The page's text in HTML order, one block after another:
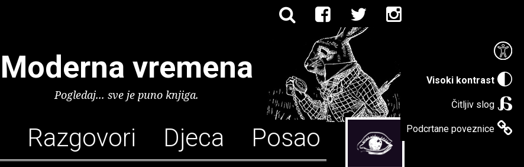
Visoki kontrast
Čitljiv slog
Podcrtane poveznice
Moderna vremena
Pogledaj... sve je puno knjiga.
Razgovori Djeca Posao